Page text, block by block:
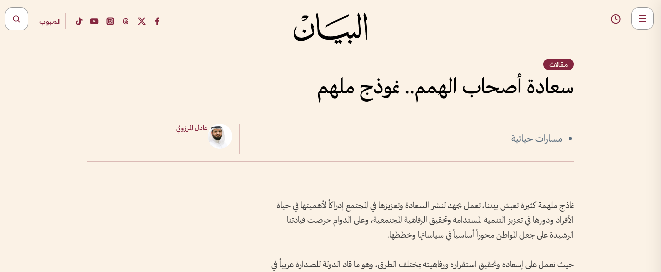
المبوب
مقالات
سعادة أصحاب الهمم.. نموذج ملهم
مسارات حياتية
عادل المرزوقي
نماذج ملهمة كثيرة تعيش بيننا، تعمل بجهد لنشر السعادة وتعزيزها في المجتمع إدراكاً لأهميتها في حياة
الأفراد ودورها في تعزيز التنمية المستدامة وتحقيق الرفاهية المجتمعية، وعلى الدوام حرصت قيادتنا
الرشيدة على جعل المواطن محوراً أساسياً في سياساتها وخططها.
حيث تعمل على إسعاده وتحقيق استقراره ورفاهيته بمختلف الطرق، وهو ما قاد الدولة للصدارة عربياً في